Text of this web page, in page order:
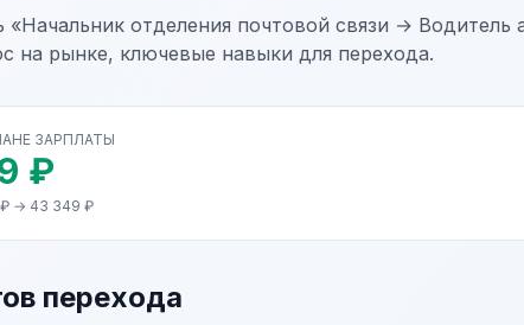
«Начальник отделения почтовой связи → Водитель
на рынке, ключевые навыки для перехода.
ЗАРПЛАТЫ
₽
→ 43 349 ₽
перехода